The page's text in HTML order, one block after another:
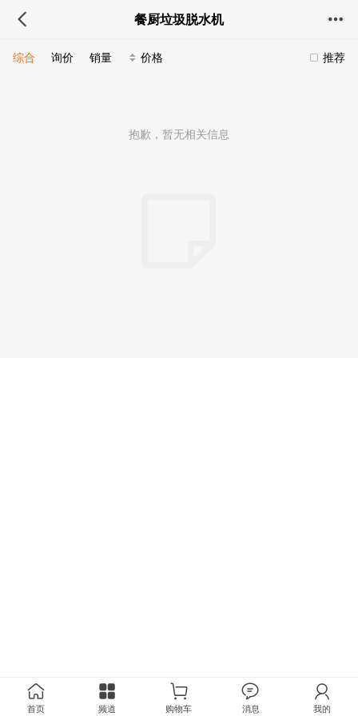
餐厨垃圾脱水机
推荐
综合 询价 销量 价格
抱歉，暂无相关信息
首页 频道 购物车 消息 我的